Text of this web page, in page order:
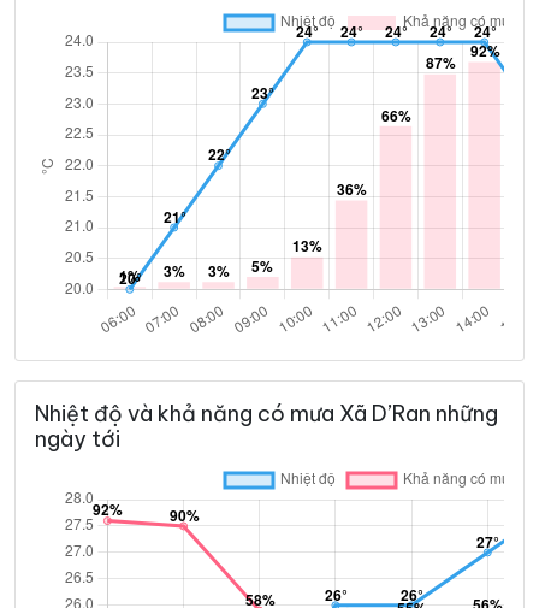
Nhiệt độ và khả năng có mưa Xã D’Ran những
ngày tới